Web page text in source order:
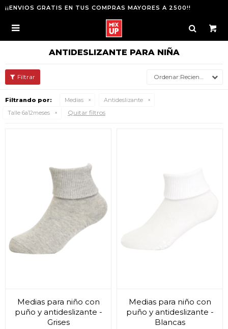
¡¡ENVIOS GRATIS EN TUS COMPRAS MAYORES A 2500!!

ANTIDESLIZANTE PARA NIÑA
Recientes
Filtrando por: Medias
Antideslizante
Talle 6a12meses
Quitar filtros
Medias para niño con
puño y antideslizante -
Grises
Medias para niño con
puño y antideslizante -
Blancas